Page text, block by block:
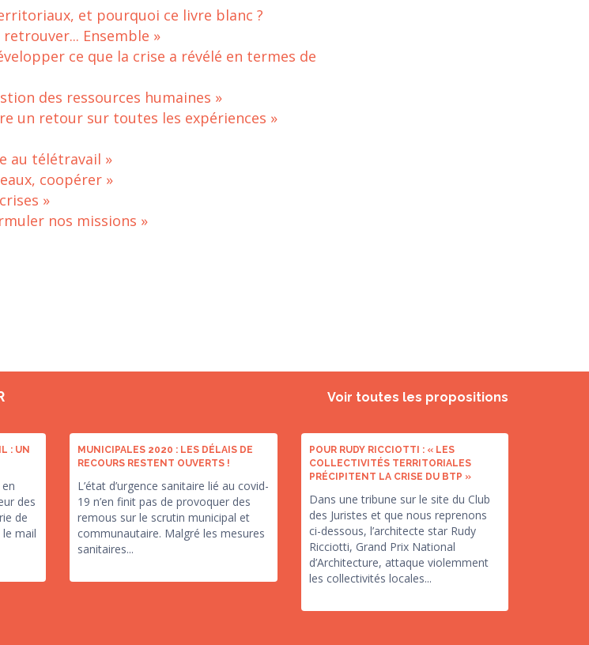
et pourquoi ce livre blanc ?
Ensemble »
ce que la crise a révélé en termes de
des ressources humaines »
un retour sur toutes les expériences »
au télétravail »
coopérer »
»
nos missions »
Voir toutes les propositions
: UN
des
de
mail
MUNICIPALES 2020 : LES DÉLAIS DE
RECOURS RESTENT OUVERTS !
L’état d’urgence sanitaire lié au covid-
19 n’en finit pas de provoquer des
remous sur le scrutin municipal et
communautaire. Malgré les mesures
sanitaires...
POUR RUDY RICCIOTTI : « LES
COLLECTIVITÉS TERRITORIALES
PRÉCIPITENT LA CRISE DU BTP »
Dans une tribune sur le site du Club
des Juristes et que nous reprenons
ci-dessous, l’architecte star Rudy
Ricciotti, Grand Prix National
d’Architecture, attaque violemment
les collectivités locales...